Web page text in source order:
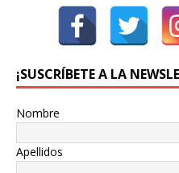
¡SUSCRÍBETE A LA
Nombre
Apellidos